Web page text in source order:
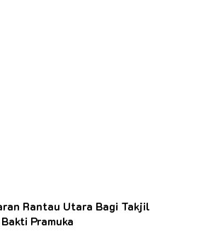
Rantau Utara Bagi Takjil
Pramuka